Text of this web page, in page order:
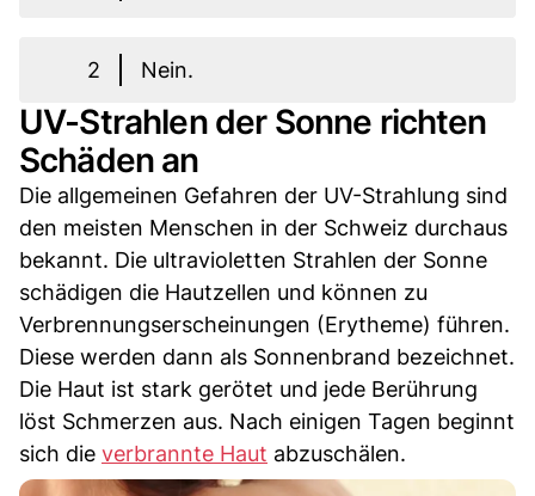
2 Nein.
UV-Strahlen der Sonne richten
Schäden an
Die allgemeinen Gefahren der UV-Strahlung sind
den meisten Menschen in der Schweiz durchaus
bekannt. Die ultravioletten Strahlen der Sonne
schädigen die Hautzellen und können zu
Verbrennungserscheinungen (Erytheme) führen.
Diese werden dann als Sonnenbrand bezeichnet.
Die Haut ist stark gerötet und jede Berührung
löst Schmerzen aus. Nach einigen Tagen beginnt
sich die verbrannte Haut abzuschälen.